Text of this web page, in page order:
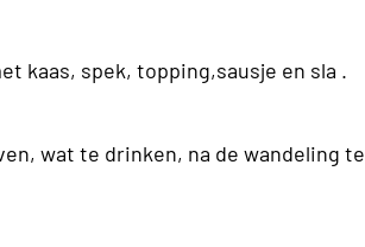
kaas, spek, topping,sausje en sla .
wat te drinken, na de wandeling te